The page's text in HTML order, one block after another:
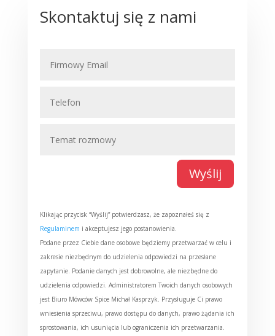
Skontaktuj się z nami
Wyślij
Klikając przycisk “Wyślij” potwierdzasz, że zapoznałeś się z
Regulaminem i akceptujesz jego postanowienia.
Podane przez Ciebie dane osobowe będziemy przetwarzać w celu i
zakresie niezbędnym do udzielenia odpowiedzi na przesłane
zapytanie. Podanie danych jest dobrowolne, ale niezbędne do
udzielenia odpowiedzi. Administratorem Twoich danych osobowych
jest Biuro Mówców Spice Michał Kasprzyk. Przysługuje Ci prawo
wniesienia sprzeciwu, prawo dostępu do danych, prawo żądania ich
sprostowania, ich usunięcia lub ograniczenia ich przetwarzania.